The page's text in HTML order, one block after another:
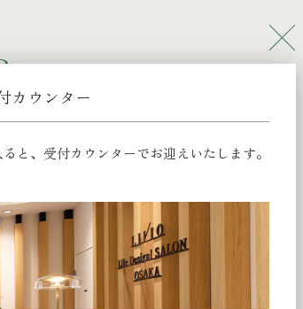
カウンター
ると、受付カウンターでお迎えいたします。